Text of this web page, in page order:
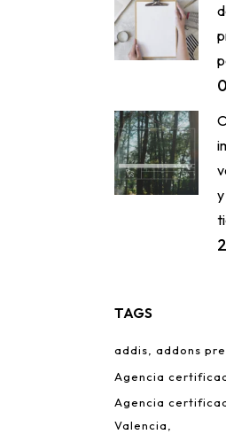
TAGS
addis
addons
Agencia
Agencia
Valencia